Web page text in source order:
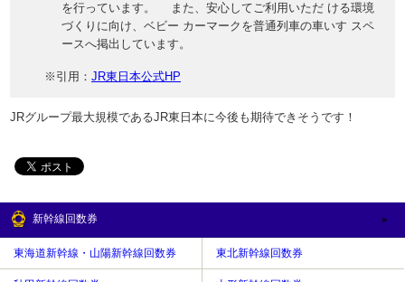
を行っています。 また、安心してご利用いただ ける環境
づくりに向け、ベビー カーマークを普通列車の車いす スペ
ースへ掲出しています。
※引用： JR東日本公式HP
JRグループ最大規模であるJR東日本に今後も期待できそうです！
新幹線回数券
東海道新幹線・山陽新幹線回数券 東北新幹線回数券